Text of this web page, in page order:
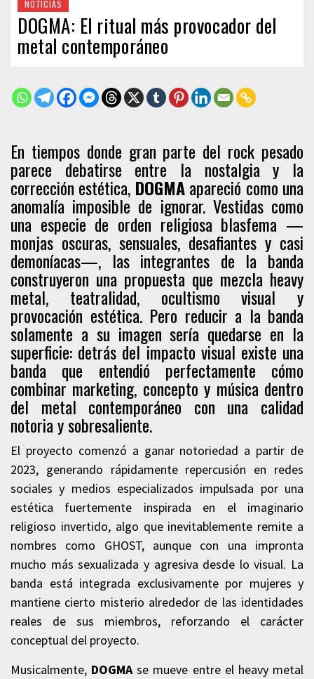
NOTICIAS
DOGMA: El ritual más provocador del
metal contemporáneo
En tiempos donde gran parte del rock pesado
parece debatirse entre la nostalgia y la
corrección estética, DOGMAapareció como una
anomalía imposible de ignorar. Vestidas como
una especie de orden religiosa blasfema —
monjas oscuras, sensuales, desafiantes y casi
demoníacas—, las integrantes de la banda
construyeron una propuesta que mezcla heavy
metal, teatralidad, ocultismo visual y
provocación estética. Pero reducir a la banda
solamente a su imagen sería quedarse en la
superficie: detrás del impacto visual existe una
banda que entendió perfectamente cómo
combinar marketing, concepto y música dentro
del metal contemporáneo con una calidad
notoria y sobresaliente.
El proyecto comenzó a ganar notoriedad a partir de
2023, generando rápidamente repercusión en redes
sociales y medios especializados impulsada por una
estética fuertemente inspirada en el imaginario
religioso invertido, algo que inevitablemente remite a
nombres como GHOST, aunque con una impronta
mucho más sexualizada y agresiva desde lo visual. La
banda está integrada exclusivamente por mujeres y
mantiene cierto misterio alrededor de las identidades
reales de sus miembros, reforzando el carácter
conceptual del proyecto.
Musicalmente, DOGMAse mueve entre el heavy metal